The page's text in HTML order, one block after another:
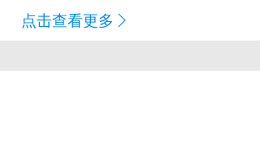
点击查看更多